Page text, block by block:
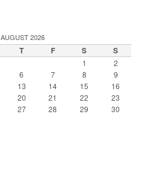
AUGUST 2026
T F S S
1
2
6 7 8
9
13 14 15
16
20 21 22
23
27 28 29
30